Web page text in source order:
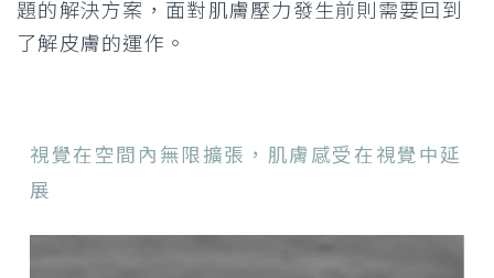
題的解決方案，面對肌膚壓力發生前則需要回到
了解皮膚的運作。
視覺在空間內無限擴張，肌膚感受在視覺中延
展